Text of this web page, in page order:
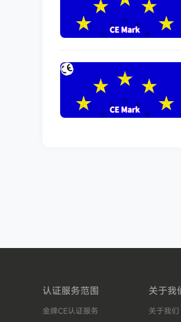
认证服务范围
金牌CE认证服务
关于我
关于我们